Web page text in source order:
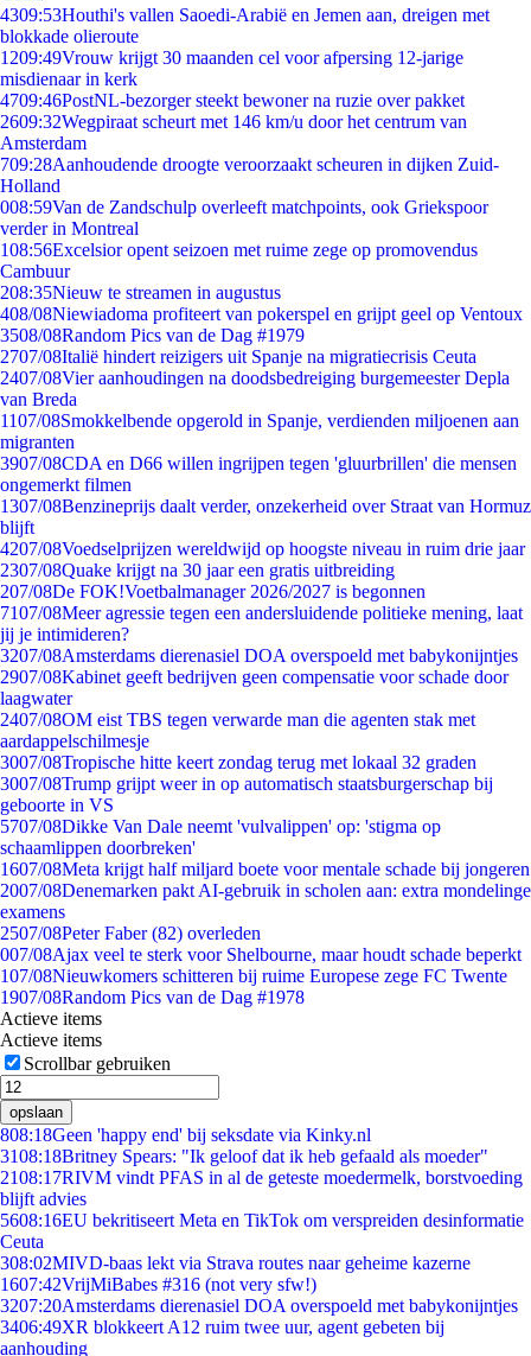
4309:53Houthi's vallen Saoedi-Arabië en Jemen aan, dreigen met
blokkade olieroute
1209:49Vrouw krijgt 30 maanden cel voor afpersing 12-jarige
misdienaar in kerk
4709:46PostNL-bezorger steekt bewoner na ruzie over pakket
2609:32Wegpiraat scheurt met 146 km/u door het centrum van
Amsterdam
709:28Aanhoudende droogte veroorzaakt scheuren in dijken Zuid-
Holland
008:59Van de Zandschulp overleeft matchpoints, ook Griekspoor
verder in Montreal
108:56Excelsior opent seizoen met ruime zege op promovendus
Cambuur
208:35Nieuw te streamen in augustus
408/08Niewiadoma profiteert van pokerspel en grijpt geel op Ventoux
3508/08Random Pics van de Dag #1979
2707/08Italië hindert reizigers uit Spanje na migratiecrisis Ceuta
2407/08Vier aanhoudingen na doodsbedreiging burgemeester Depla
van Breda
1107/08Smokkelbende opgerold in Spanje, verdienden miljoenen aan
migranten
3907/08CDA en D66 willen ingrijpen tegen 'gluurbrillen' die mensen
ongemerkt filmen
1307/08Benzineprijs daalt verder, onzekerheid over Straat van Hormuz
blijft
4207/08Voedselprijzen wereldwijd op hoogste niveau in ruim drie jaar
2307/08Quake krijgt na 30 jaar een gratis uitbreiding
207/08De FOK!Voetbalmanager 2026/2027 is begonnen
7107/08Meer agressie tegen een andersluidende politieke mening, laat
jij je intimideren?
3207/08Amsterdams dierenasiel DOA overspoeld met babykonijntjes
2907/08Kabinet geeft bedrijven geen compensatie voor schade door
laagwater
2407/08OM eist TBS tegen verwarde man die agenten stak met
aardappelschilmesje
3007/08Tropische hitte keert zondag terug met lokaal 32 graden
3007/08Trump grijpt weer in op automatisch staatsburgerschap bij
geboorte in VS
5707/08Dikke Van Dale neemt 'vulvalippen' op: 'stigma op
schaamlippen doorbreken'
1607/08Meta krijgt half miljard boete voor mentale schade bij jongeren
2007/08Denemarken pakt AI-gebruik in scholen aan: extra mondelinge
examens
2507/08Peter Faber (82) overleden
007/08Ajax veel te sterk voor Shelbourne, maar houdt schade beperkt
107/08Nieuwkomers schitteren bij ruime Europese zege FC Twente
1907/08Random Pics van de Dag #1978
Actieve items
Actieve items
Scrollbar gebruiken
opslaan
808:18Geen 'happy end' bij seksdate via Kinky.nl
3108:18Britney Spears: "Ik geloof dat ik heb gefaald als moeder"
2108:17RIVM vindt PFAS in al de geteste moedermelk, borstvoeding
blijft advies
5608:16EU bekritiseert Meta en TikTok om verspreiden desinformatie
Ceuta
308:02MIVD-baas lekt via Strava routes naar geheime kazerne
1607:42VrijMiBabes #316 (not very sfw!)
3207:20Amsterdams dierenasiel DOA overspoeld met babykonijntjes
3406:49XR blokkeert A12 ruim twee uur, agent gebeten bij
aanhouding